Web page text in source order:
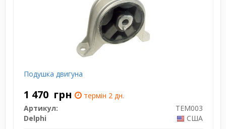
Подушка двигуна
1 470 грн
термін 2 дн.
Артикул:
TEM003
Delphi
США